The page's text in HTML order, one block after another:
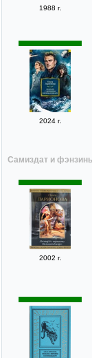
1988 г.
2024 г.
Самиздат и
2002 г.